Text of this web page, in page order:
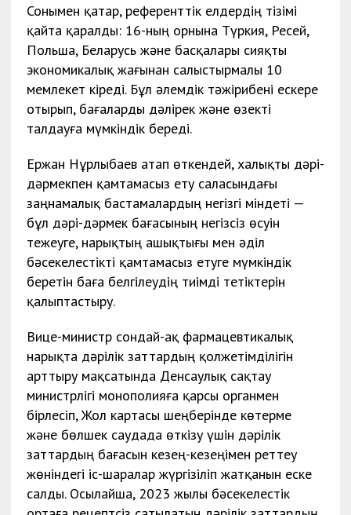
Сонымен қатар, референттік елдердің тізімі
қайта қаралды: 16-ның орнына Түркия, Ресей,
Польша, Беларусь және басқалары сияқты
экономикалық жағынан салыстырмалы 10
мемлекет кіреді. Бұл әлемдік тәжірибені ескере
отырып, бағаларды дәлірек және өзекті
талдауға мүмкіндік береді.
Ержан Нұрлыбаев атап өткендей, халықты дәрі-
дәрмекпен қамтамасыз ету саласындағы
заңнамалық бастамалардың негізгі міндеті —
бұл дәрі-дәрмек бағасының негізсіз өсуін
тежеуге, нарықтың ашықтығы мен әділ
бәсекелестікті қамтамасыз етуге мүмкіндік
беретін баға белгілеудің тиімді тетіктерін
қалыптастыру.
Вице-министр сондай-ақ фармацевтикалық
нарықта дәрілік заттардың қолжетімділігін
арттыру мақсатында Денсаулық сақтау
министрлігі монополияға қарсы органмен
бірлесіп, Жол картасы шеңберінде көтерме
және бөлшек саудада өткізу үшін дәрілік
заттардың бағасын кезең-кезеңімен реттеу
жөніндегі іс-шаралар жүргізіліп жатқанын еске
салды. Осылайша, 2023 жылы бәсекелестік